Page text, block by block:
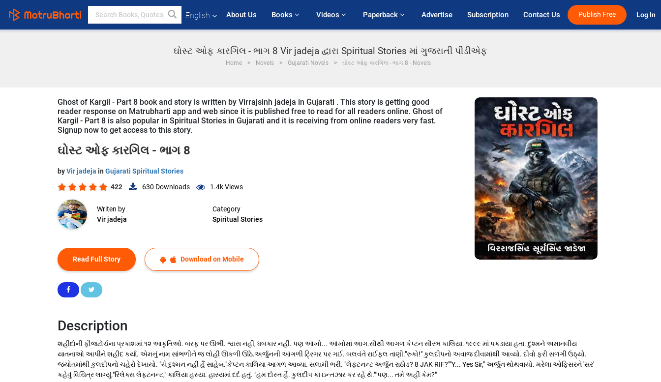
English About Us Books Videos Paperback Advertise Subscription Contact Us Publish Free Log In
ઘોસ્ટ ઓફ કારગિલ - ભાગ 8 Vir jadeja દ્વારા Spiritual Stories માં ગુજરાતી પીડીએફ
Home Novels Gujarati Novels ઘોસ્ટ ઓફ કારગિલ - ભાગ 8 - Novels
Ghost of Kargil - Part 8 book and story is written by Virrajsinh jadeja in Gujarati . This story is getting good
reader response on Matrubharti app and web since it is published free to read for all readers online. Ghost of
Kargil - Part 8 is also popular in Spiritual Stories in Gujarati and it is receiving from online readers very fast.
Signup now to get access to this story.
ઘોસ્ટ ઓફ કારગિલ - ભાગ 8
byVir jadeja in Gujarati Spiritual Stories
422 630 Downloads 1.4kViews
Writen by
Vir jadeja
Category
Spiritual Stories
Read Full Story Download on Mobile
Description
શહીદોની ફૌજટોર્ચના પ્રકાશમાં ૧૨ આકૃતિઓ. બરફ પર ઊભી. શ્વાસ નહીં, ધબકાર નહીં. પણ આંખો... આંખોમાં આગ.સૌથી આગળ કેપ્ટન સૌરભ કાલિયા. ૧૯૯૯ માં પકડાયા હતા. દુશ્મને અમાનવીય
યાતનાઓ આપીને શહીદ કર્યા. એમનું નામ સાંભળીને જ લોહી ઊકળી ઊઠે.અર્જુનની આંગળી ટ્રિગર પર ગઈ. બલવંતે રાઈફલ તાણી."રુકો!" કુલદીપનો અવાજ દીવામાંથી આવ્યો. દીવો ફરી સળગી ઉઠ્યો.
જ્યોતમાંથી કુલદીપનો ચહેરો દેખાયો. "યે દુશ્મન નહીં હૈં સાહેબ."કેપ્ટન કાલિયા આગળ આવ્યા. સલામી ભરી. "લેફ્ટનન્ટ અર્જુન રાઠોડ? 8 JAK RIF?""Y... Yes Sir," અર્જુન થોથવાયો. મરેલા ઓફિસરને 'સર'
કહેવું વિચિત્ર લાગ્યું."રિલેક્સ લેફ્ટનન્ટ," કાલિયા હસ્યા. હાસ્યમાં દર્દ હતું. "હમ દોસ્ત હૈં. કુલદીપ કા ઇન્તઝાર કર રહે થે.""પણ... તમે અહીં કેમ?"